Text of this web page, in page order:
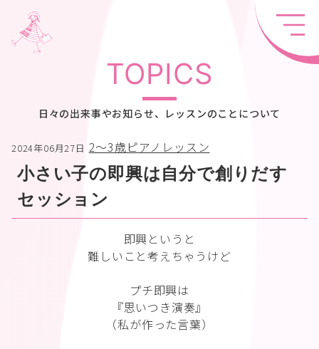
TOPICS
日々の出来事やお知らせ、レッスンのことについて
2024年06月27日 2〜3歳ピアノレッスン
小さい子の即興は自分で創りだす
セッション
即興というと
難しいこと考えちゃうけど
プチ即興は
『思いつき演奏』
（私が作った言葉）